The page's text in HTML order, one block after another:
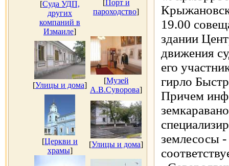
[Суда УДП,
других
компаний в
Измаиле]
[Порт и
пароходство]
[Улицы и дома]
[Музей
А.В.Суворова]
[Церкви и
храмы]
[Улицы и дома]
19.00
здании
движения
его
гирло
Причем
землесосы -